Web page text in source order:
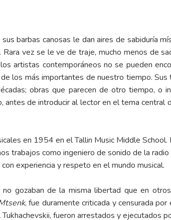
barbas canosas le dan aires de sabiduría
vez se le ve de traje, mucho menos de
artistas contemporáneos no se pueden
los más importantes de nuestro tiempo. Sus
obras que parecen de otro tiempo, o
de introducir al lector en el tema central
en 1954 en el Tallin Music Middle
trabajos como ingeniero de sonido de la
experiencia y respeto en el mundo musical.
gozaban de la misma libertad que en
, fue duramente criticada y censurada por
fueron arrestados y ejecutados